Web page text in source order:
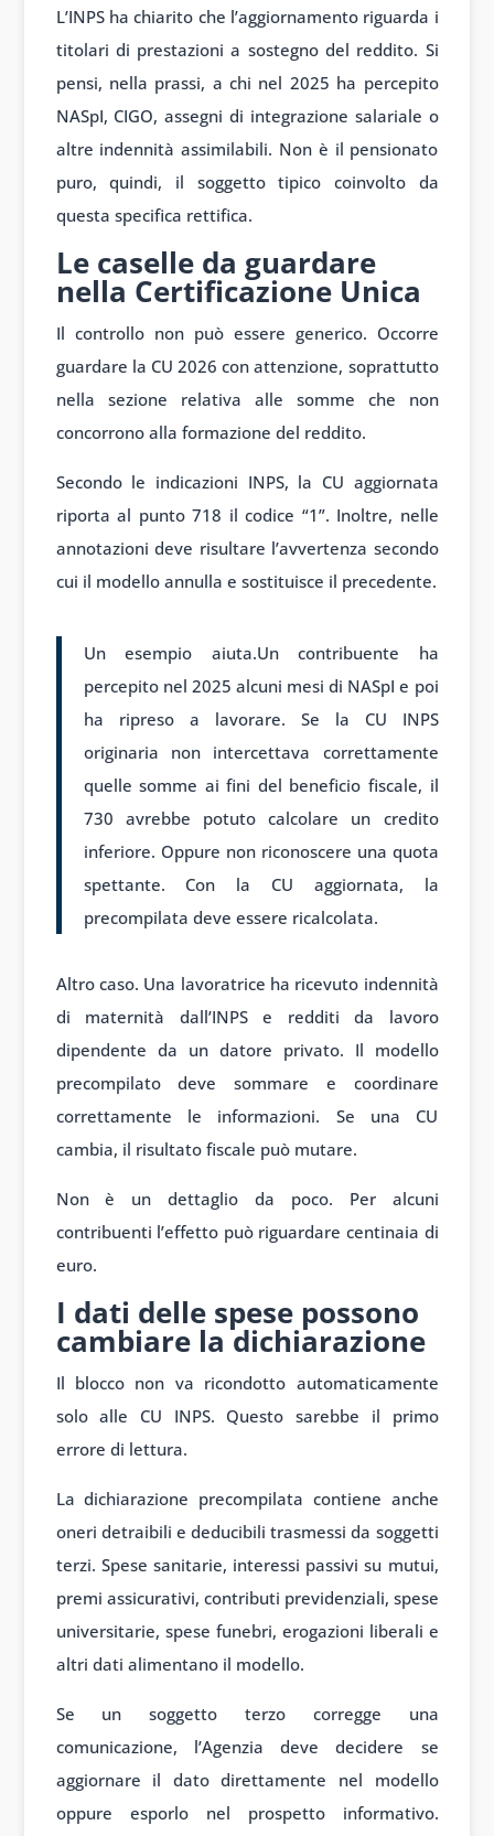
L’INPS ha chiarito che l’aggiornamento riguarda i
titolari di prestazioni a sostegno del reddito. Si
pensi, nella prassi, a chi nel 2025 ha percepito
NASpI, CIGO, assegni di integrazione salariale o
altre indennità assimilabili. Non è il pensionato
puro, quindi, il soggetto tipico coinvolto da
questa specifica rettifica.
Le caselle da guardare
nella Certificazione Unica
Il controllo non può essere generico. Occorre
guardare la CU 2026 con attenzione, soprattutto
nella sezione relativa alle somme che non
concorrono alla formazione del reddito.
Secondo le indicazioni INPS, la CU aggiornata
riporta al punto 718 il codice “1”. Inoltre, nelle
annotazioni deve risultare l’avvertenza secondo
cui il modello annulla e sostituisce il precedente.
Un esempio aiuta.Un contribuente ha
percepito nel 2025 alcuni mesi di NASpI e poi
ha ripreso a lavorare. Se la CU INPS
originaria non intercettava correttamente
quelle somme ai fini del beneficio fiscale, il
730 avrebbe potuto calcolare un credito
inferiore. Oppure non riconoscere una quota
spettante. Con la CU aggiornata, la
precompilata deve essere ricalcolata.
Altro caso. Una lavoratrice ha ricevuto indennità
di maternità dall’INPS e redditi da lavoro
dipendente da un datore privato. Il modello
precompilato deve sommare e coordinare
correttamente le informazioni. Se una CU
cambia, il risultato fiscale può mutare.
Non è un dettaglio da poco. Per alcuni
contribuenti l’effetto può riguardare centinaia di
euro.
I dati delle spese possono
cambiare la dichiarazione
Il blocco non va ricondotto automaticamente
solo alle CU INPS. Questo sarebbe il primo
errore di lettura.
La dichiarazione precompilata contiene anche
oneri detraibili e deducibili trasmessi da soggetti
terzi. Spese sanitarie, interessi passivi su mutui,
premi assicurativi, contributi previdenziali, spese
universitarie, spese funebri, erogazioni liberali e
altri dati alimentano il modello.
Se un soggetto terzo corregge una
comunicazione, l’Agenzia deve decidere se
aggiornare il dato direttamente nel modello
oppure esporlo nel prospetto informativo.